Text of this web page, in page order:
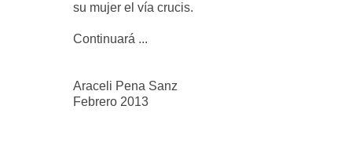
su mujer el vía crucis.
Continuará ...
Araceli Pena Sanz
Febrero 2013